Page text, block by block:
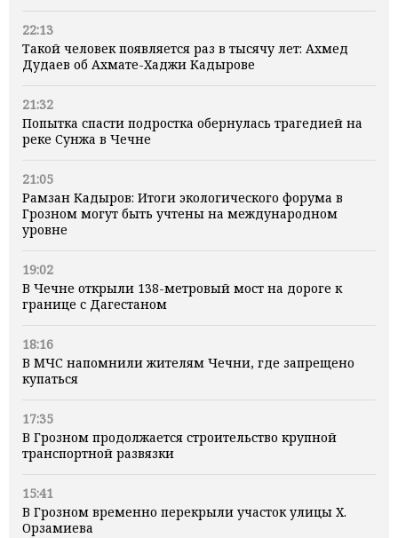
22:13
Такой человек появляется раз в тысячу лет: Ахмед
Дудаев об Ахмате-Хаджи Кадырове
21:32
Попытка спасти подростка обернулась трагедией на
реке Сунжа в Чечне
21:05
Рамзан Кадыров: Итоги экологического форума в
Грозном могут быть учтены на международном
уровне
19:02
В Чечне открыли 138-метровый мост на дороге к
границе с Дагестаном
18:16
В МЧС напомнили жителям Чечни, где запрещено
купаться
17:35
В Грозном продолжается строительство крупной
транспортной развязки
15:41
В Грозном временно перекрыли участок улицы Х.
Орзамиева